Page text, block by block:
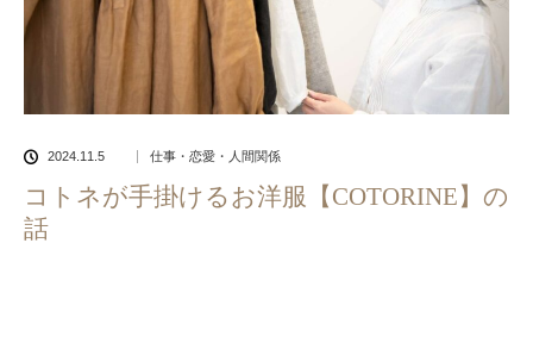
2024.11.5 仕事・恋愛・人間関係
コトネが手掛けるお洋服【COTORINE】の
話